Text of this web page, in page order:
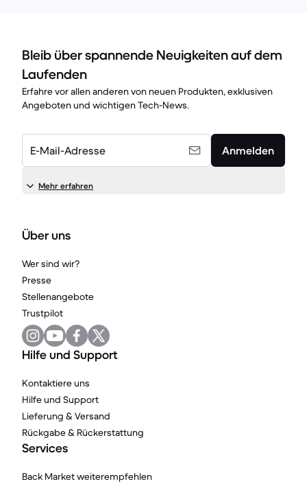
Bleib über spannende Neuigkeiten auf dem
Laufenden
Erfahre vor allen anderen von neuen Produkten, exklusiven
Angeboten und wichtigen Tech-News.
E-Mail-Adresse Anmelden
Mehr erfahren
Über uns
Wer sind wir?
Presse
Stellenangebote
Trustpilot
Hilfe und Support
Kontaktiere uns
Hilfe und Support
Lieferung & Versand
Rückgabe & Rückerstattung
Services
Back Market weiterempfehlen